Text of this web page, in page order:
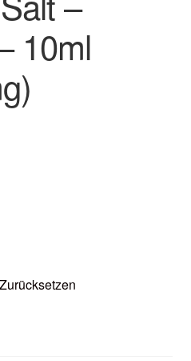
10ml
Zurücksetzen